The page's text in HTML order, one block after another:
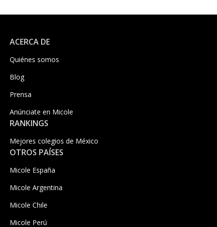
ACERCA DE
Quiénes somos
Blog
Prensa
Anúnciate en Micole
RANKINGS
Mejores colegios de México
OTROS PAÍSES
Micole España
Micole Argentina
Micole Chile
Micole Perú